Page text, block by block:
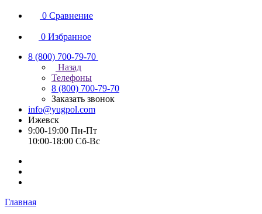
0 Сравнение
0 Избранное
8 (800) 700-79-70
Назад
Телефоны
8 (800) 700-79-70
Заказать звонок
info@yugpol.com
Ижевск
9:00-19:00 Пн-Пт
10:00-18:00 Cб-Вс
Главная